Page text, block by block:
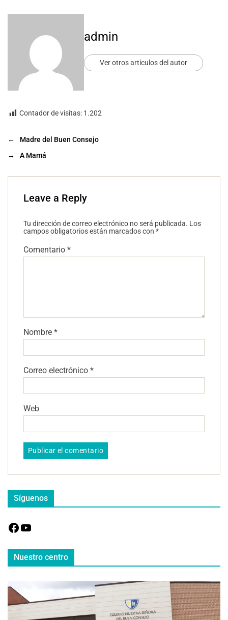
admin
Ver otros artículos del autor
Contador de visitas: 1.202
←
Madre del Buen Consejo
→
A Mamá
Leave a Reply
Tu dirección de correo electrónico no será publicada. Los
campos obligatorios están marcados con *
Comentario *
Nombre *
Correo electrónico *
Web
Síguenos
Nuestro centro